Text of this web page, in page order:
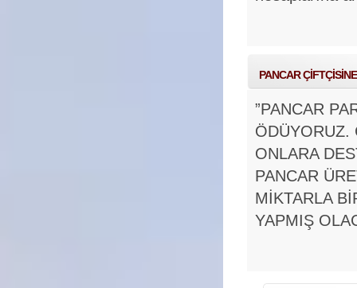
PANCAR
”PANCAR
ÖDÜYORUZ.
ONLARA
PANCAR
MİKTARLA
YAPMIŞ